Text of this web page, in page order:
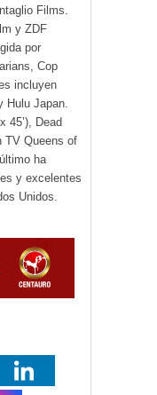
Films.
y ZDF
por
Cop
incluyen
Hulu Japan.
45’), Dead
TV Queens of
ha
y excelentes
Unidos.